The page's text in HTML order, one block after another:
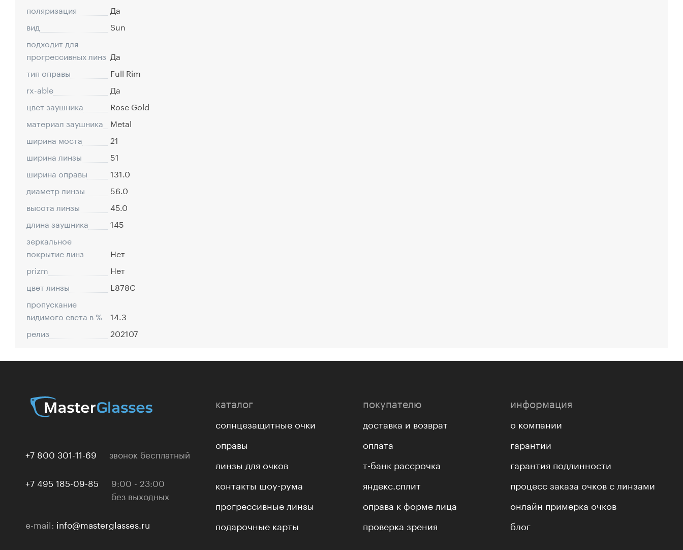
поляризация
Да
вид
Sun
подходит для
прогрессивных линз Да
тип оправы
Full Rim
rx-able
Да
цвет заушника
Rose Gold
материал заушника
Metal
ширина моста
21
ширина линзы
51
ширина оправы
131.0
диаметр линзы
56.0
высота линзы
45.0
длина заушника
145
зеркальное
покрытие линз
Нет
prizm
Нет
цвет линзы
L878C
пропускание
видимого света в %
14.3
релиз
202107
+7 800 301-11-69 звонок бесплатный
+7 495 185-09-85
9:00 - 23:00
без выходных
e-mail: info@masterglasses.ru
каталог
солнцезащитные очки
оправы
линзы для очков
контакты шоу-рума
прогрессивные линзы
подарочные карты
покупателю
доставка и возврат
оплата
т-банк рассрочка
яндекс.сплит
оправа к форме лица
проверка зрения
информация
о компании
гарантии
гарантия подлинности
процесс заказа очков с линзами
онлайн примерка очков
блог